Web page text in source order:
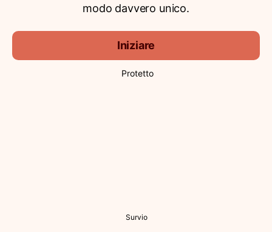
modo davvero unico.
Iniziare
Protetto
Survio